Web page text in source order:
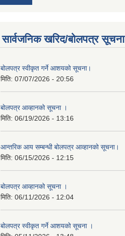
सार्वजनिक खरिद/बोलपत्र सूचना
बोलपत्र स्वीकृत गर्ने आशयको सूचना।
मिति: 07/07/2026 - 20:56
बोलपत्र आव्हानको सूचना ।
मिति: 06/19/2026 - 13:16
आन्तरिक आय सम्बन्धी बोलपत्र आव्हानको सूचना।
मिति: 06/15/2026 - 12:15
बोलपत्र आव्हानको सूचना ।
मिति: 06/11/2026 - 12:04
बोलपत्र स्वीकृत गर्ने आशयको सूचना ।